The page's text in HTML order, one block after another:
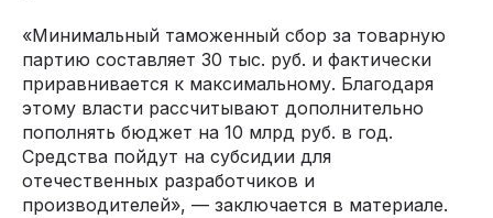
«Минимальный таможенный сбор за товарную
партию составляет 30 тыс. руб. и фактически
приравнивается к максимальному. Благодаря
этому власти рассчитывают дополнительно
пополнять бюджет на 10 млрд руб. в год.
Средства пойдут на субсидии для
отечественных разработчиков и
производителей», — заключается в материале.